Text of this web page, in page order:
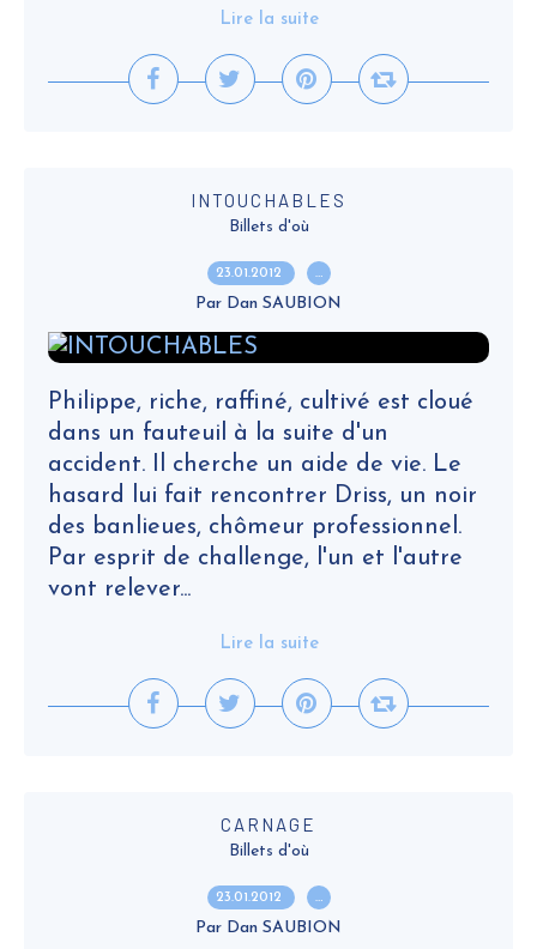
Lire la suite
INTOUCHABLES
Billets d'où
23.01.2012 …
Par Dan SAUBION
Philippe, riche, raffiné, cultivé est cloué
dans un fauteuil à la suite d'un
accident. Il cherche un aide de vie. Le
hasard lui fait rencontrer Driss, un noir
des banlieues, chômeur professionnel.
Par esprit de challenge, l'un et l'autre
vont relever...
Lire la suite
CARNAGE
Billets d'où
23.01.2012 …
Par Dan SAUBION